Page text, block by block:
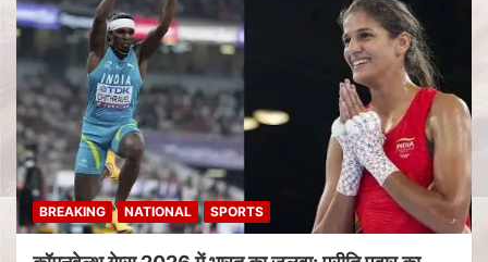
BREAKING NATIONAL SPORTS